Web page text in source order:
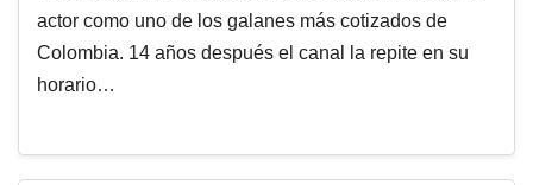
actor como uno de los galanes más cotizados de
Colombia. 14 años después el canal la repite en su
horario…